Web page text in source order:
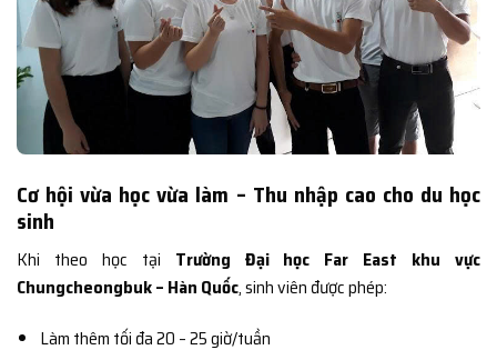
Cơ hội vừa học vừa làm – Thu nhập cao cho du học
sinh
Khi theo học tại Trường Đại học Far East khu vực
Chungcheongbuk – Hàn Quốc, sinh viên được phép:
Làm thêm tối đa 20 – 25 giờ/tuần